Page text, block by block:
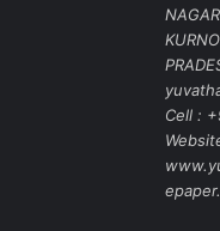
Cell :